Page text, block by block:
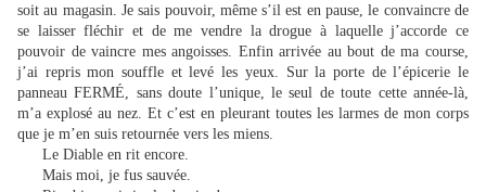
soit au magasin. Je sais pouvoir, même s’il est en pause, le convaincre de
se laisser fléchir et de me vendre la drogue à laquelle j’accorde ce
pouvoir de vaincre mes angoisses. Enfin arrivée au bout de ma course,
j’ai repris mon souffle et levé les yeux. Sur la porte de l’épicerie le
panneau FERMÉ, sans doute l’unique, le seul de toute cette année-là,
m’a explosé au nez. Et c’est en pleurant toutes les larmes de mon corps
que je m’en suis retournée vers les miens.
Le Diable en rit encore.
Mais moi, je fus sauvée.